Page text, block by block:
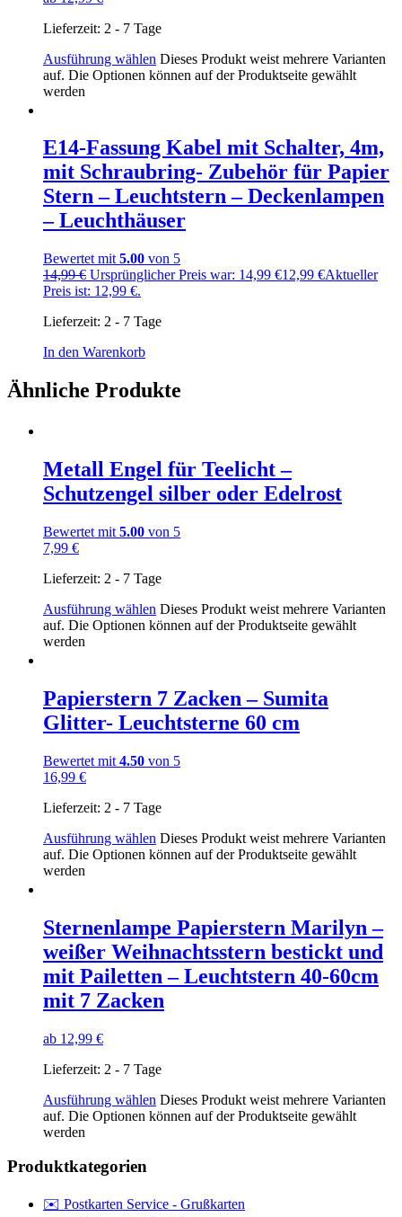
Lieferzeit: 2 - 7 Tage
Ausführung wählen Dieses Produkt weist mehrere Varianten
auf. Die Optionen können auf der Produktseite gewählt
werden
E14-Fassung Kabel mit Schalter, 4m,
mit Schraubring- Zubehör für Papier
Stern – Leuchtstern – Deckenlampen
– Leuchthäuser
Bewertet mit 5.00 von 5
14,99€ Ursprünglicher Preis war: 14,99 €12,99 €Aktueller
Preis ist: 12,99 €.
Lieferzeit: 2 - 7 Tage
In den Warenkorb
Ähnliche Produkte
Metall Engel für Teelicht –
Schutzengel silber oder Edelrost
Bewertet mit 5.00 von 5
7,99 €
Lieferzeit: 2 - 7 Tage
Ausführung wählen Dieses Produkt weist mehrere Varianten
auf. Die Optionen können auf der Produktseite gewählt
werden
Papierstern 7 Zacken – Sumita
Glitter- Leuchtsterne 60 cm
Bewertet mit 4.50 von 5
16,99 €
Lieferzeit: 2 - 7 Tage
Ausführung wählen Dieses Produkt weist mehrere Varianten
auf. Die Optionen können auf der Produktseite gewählt
werden
Sternenlampe Papierstern Marilyn –
weißer Weihnachtsstern bestickt und
mit Pailetten – Leuchtstern 40-60cm
mit 7 Zacken
ab 12,99 €
Lieferzeit: 2 - 7 Tage
Ausführung wählen Dieses Produkt weist mehrere Varianten
auf. Die Optionen können auf der Produktseite gewählt
werden
Produktkategorien
✉️ Postkarten Service - Grußkarten